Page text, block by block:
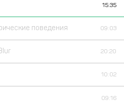
15:35
поведения 09:03
20:20
10:02
09:16